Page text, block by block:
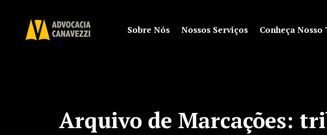
Sobre Nós Nossos Serviços Conheça Nosso
Arquivo de Marcações: